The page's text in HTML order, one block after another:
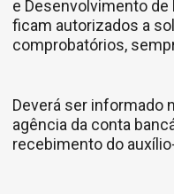
e Desenvolvimento de
ficam autorizados a
comprobatórios,
Deverá ser informado
agência da conta
recebimento do